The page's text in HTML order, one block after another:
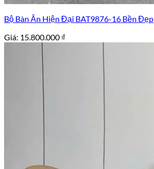
Bộ Bàn Ăn Hiện Đại BAT9876-16 Bền Đẹp
Giá: 15.800.000 ₫